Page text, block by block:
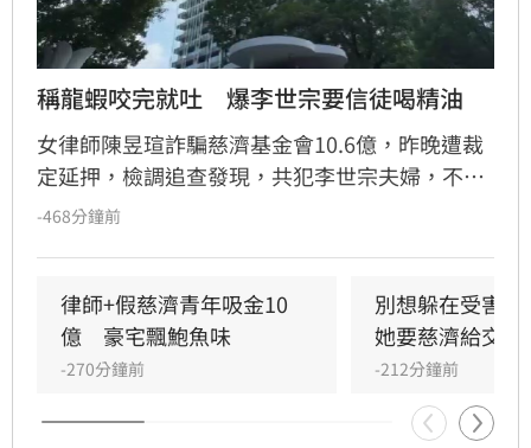
稱龍蝦咬完就吐　爆李世宗要信徒喝精油
女律師陳昱瑄詐騙慈濟基金會10.6億，昨晚遭裁
定延押，檢調追查發現，共犯李世宗夫婦，不只
把上億元豪宅「天空樹」當成私人金庫，同時還
信徒「喝精油取代三餐」，而遭羈押的陳昱瑄，
和李家關係密切，甚至以「爸爸、媽媽」稱呼夫
妻倆。檢調持續追查，這名律師究竟如何與李家
合作，靠什麼話術，讓慈濟一步步交出超過10億
元？
-468分鐘前
律師+假慈濟青年吸金10
億　豪宅飄鮑魚味
-270分鐘前
別想躲在受害
她要慈濟給交代
-212分鐘前